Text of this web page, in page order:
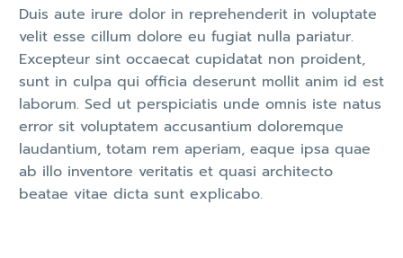
Duis aute irure dolor in reprehenderit in voluptate
velit esse cillum dolore eu fugiat nulla pariatur.
Excepteur sint occaecat cupidatat non proident,
sunt in culpa qui officia deserunt mollit anim id est
laborum. Sed ut perspiciatis unde omnis iste natus
error sit voluptatem accusantium doloremque
laudantium, totam rem aperiam, eaque ipsa quae
ab illo inventore veritatis et quasi architecto
beatae vitae dicta sunt explicabo.